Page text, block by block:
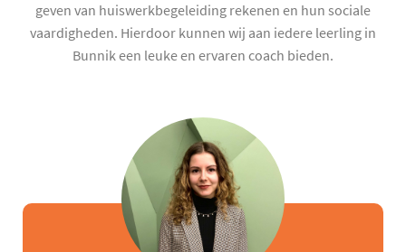
geven van huiswerkbegeleiding rekenen en hun sociale
vaardigheden. Hierdoor kunnen wij aan iedere leerling in
Bunnik een leuke en ervaren coach bieden.